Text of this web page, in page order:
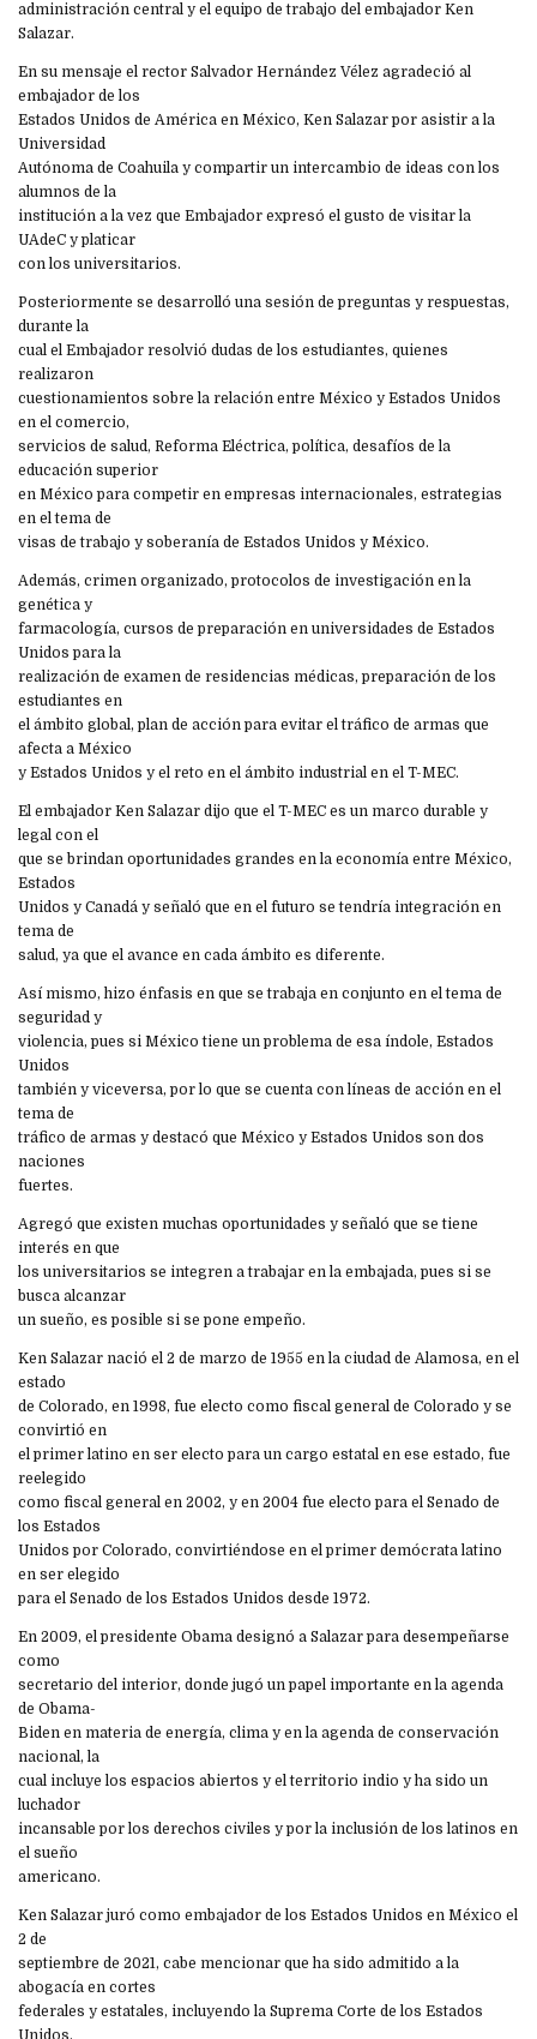
administración central y el equipo de trabajo del embajador Ken
Salazar.
En su mensaje el rector Salvador Hernández Vélez agradeció al
embajador de los
Estados Unidos de América en México, Ken Salazar por asistir a la
Universidad
Autónoma de Coahuila y compartir un intercambio de ideas con los
alumnos de la
institución a la vez que Embajador expresó el gusto de visitar la
UAdeC y platicar
con los universitarios.
Posteriormente se desarrolló una sesión de preguntas y respuestas,
durante la
cual el Embajador resolvió dudas de los estudiantes, quienes
realizaron
cuestionamientos sobre la relación entre México y Estados Unidos
en el comercio,
servicios de salud, Reforma Eléctrica, política, desafíos de la
educación superior
en México para competir en empresas internacionales, estrategias
en el tema de
visas de trabajo y soberanía de Estados Unidos y México.
Además, crimen organizado, protocolos de investigación en la
genética y
farmacología, cursos de preparación en universidades de Estados
Unidos para la
realización de examen de residencias médicas, preparación de los
estudiantes en
el ámbito global, plan de acción para evitar el tráfico de armas que
afecta a México
y Estados Unidos y el reto en el ámbito industrial en el T-MEC.
El embajador Ken Salazar dijo que el T-MEC es un marco durable y
legal con el
que se brindan oportunidades grandes en la economía entre México,
Estados
Unidos y Canadá y señaló que en el futuro se tendría integración en
tema de
salud, ya que el avance en cada ámbito es diferente.
Así mismo, hizo énfasis en que se trabaja en conjunto en el tema de
seguridad y
violencia, pues si México tiene un problema de esa índole, Estados
Unidos
también y viceversa, por lo que se cuenta con líneas de acción en el
tema de
tráfico de armas y destacó que México y Estados Unidos son dos
naciones
fuertes.
Agregó que existen muchas oportunidades y señaló que se tiene
interés en que
los universitarios se integren a trabajar en la embajada, pues si se
busca alcanzar
un sueño, es posible si se pone empeño.
Ken Salazar nació el 2 de marzo de 1955 en la ciudad de Alamosa, en el
estado
de Colorado, en 1998, fue electo como fiscal general de Colorado y se
convirtió en
el primer latino en ser electo para un cargo estatal en ese estado, fue
reelegido
como fiscal general en 2002, y en 2004 fue electo para el Senado de
los Estados
Unidos por Colorado, convirtiéndose en el primer demócrata latino
en ser elegido
para el Senado de los Estados Unidos desde 1972.
En 2009, el presidente Obama designó a Salazar para desempeñarse
como
secretario del interior, donde jugó un papel importante en la agenda
de Obama-
Biden en materia de energía, clima y en la agenda de conservación
nacional, la
cual incluye los espacios abiertos y el territorio indio y ha sido un
luchador
incansable por los derechos civiles y por la inclusión de los latinos en
el sueño
americano.
Ken Salazar juró como embajador de los Estados Unidos en México el
2 de
septiembre de 2021, cabe mencionar que ha sido admitido a la
abogacía en cortes
federales y estatales, incluyendo la Suprema Corte de los Estados
Unidos.